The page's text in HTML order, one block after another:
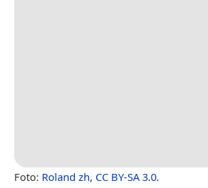
Foto: Roland zh, CC BY-SA 3.0.